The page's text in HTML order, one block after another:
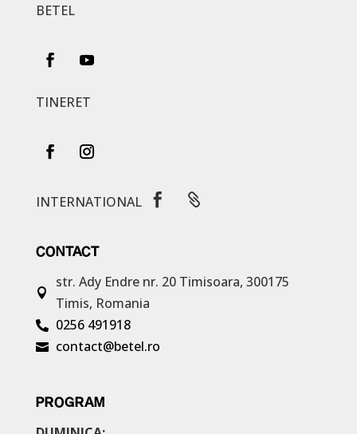
BETEL
TINERET
INTERNATIONAL  
CONTACT

str. Ady Endre nr. 20 Timisoara, 300175
Timis, Romania
 0256 491918
 contact@betel.ro
PROGRAM